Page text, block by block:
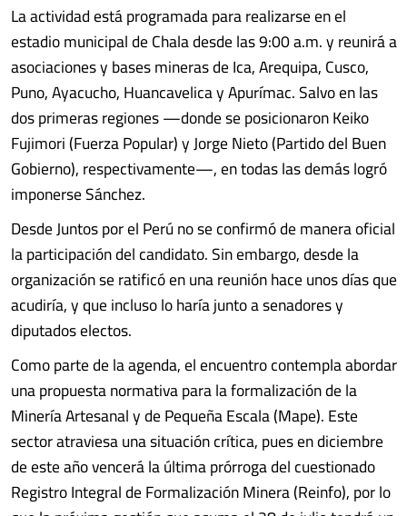
La actividad está programada para realizarse en el
estadio municipal de Chala desde las 9:00 a.m. y reunirá a
asociaciones y bases mineras de Ica, Arequipa, Cusco,
Puno, Ayacucho, Huancavelica y Apurímac. Salvo en las
dos primeras regiones —donde se posicionaron Keiko
Fujimori (Fuerza Popular) y Jorge Nieto (Partido del Buen
Gobierno), respectivamente—, en todas las demás logró
imponerse Sánchez.
Desde Juntos por el Perú no se confirmó de manera oficial
la participación del candidato. Sin embargo, desde la
organización se ratificó en una reunión hace unos días que
acudiría, y que incluso lo haría junto a senadores y
diputados electos.
Como parte de la agenda, el encuentro contempla abordar
una propuesta normativa para la formalización de la
Minería Artesanal y de Pequeña Escala (Mape). Este
sector atraviesa una situación crítica, pues en diciembre
de este año vencerá la última prórroga del cuestionado
Registro Integral de Formalización Minera (Reinfo), por lo